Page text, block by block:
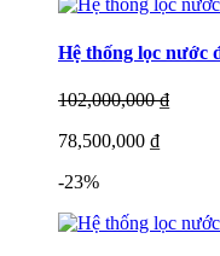
Hệ thống lọc nước
102,000,000 ₫
78,500,000 ₫
-23%